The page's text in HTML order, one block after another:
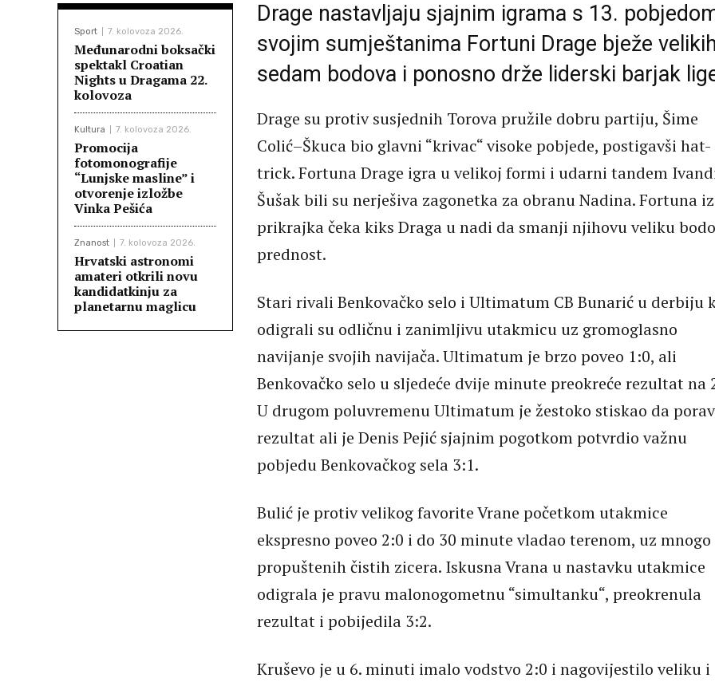
Sport 7. kolovoza 2026.
Međunarodni boksački
spektakl Croatian
Nights u Dragama 22.
kolovoza
Kultura 7. kolovoza 2026.
Promocija
fotomonografije
“Lunjske masline” i
otvorenje izložbe
Vinka Pešića
Znanost 7. kolovoza 2026.
Hrvatski astronomi
amateri otkrili novu
kandidatkinju za
planetarnu maglicu
Drage nastavljaju sjajnim igrama s 13.
svojim sumještanima Fortuni Drage bježe velikih
sedam bodova i ponosno drže liderski barjak
Drage su protiv susjednih Torova pružile dobru partiju, Šime
Colić–Škuca bio glavni “krivac“ visoke pobjede, postigavši hat-
trick. Fortuna Drage igra u velikoj formi i udarni tandem
Šušak bili su nerješiva zagonetka za obranu Nadina. Fortuna iz
prikrajka čeka kiks Draga u nadi da smanji njihovu veliku
prednost.
Stari rivali Benkovačko selo i Ultimatum CB Bunarić u derbiju
odigrali su odličnu i zanimljivu utakmicu uz gromoglasno
navijanje svojih navijača. Ultimatum je brzo poveo 1:0, ali
Benkovačko selo u sljedeće dvije minute preokreće rezultat na
U drugom poluvremenu Ultimatum je žestoko stiskao da
rezultat ali je Denis Pejić sjajnim pogotkom potvrdio važnu
pobjedu Benkovačkog sela 3:1.
Bulić je protiv velikog favorite Vrane početkom utakmice
ekspresno poveo 2:0 i do 30 minute vladao terenom, uz mnogo
propuštenih čistih zicera. Iskusna Vrana u nastavku utakmice
odigrala je pravu malonogometnu “simultanku“, preokrenula
rezultat i pobijedila 3:2.
Kruševo je u 6. minuti imalo vodstvo 2:0 i nagovijestilo veliku i